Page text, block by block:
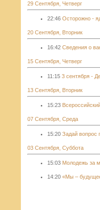
29 Сентября, Четверг
22:46 Осторожно -
20 Сентября, Вторник
16:42 Сведения о
15 Сентября, Четверг
11:15 3 сентября -
13 Сентября, Вторник
15:23
07 Сентября, Среда
15:20 Задай вопрос
03 Сентября, Суббота
15:03 Молодежь за
14:20 «Мы –